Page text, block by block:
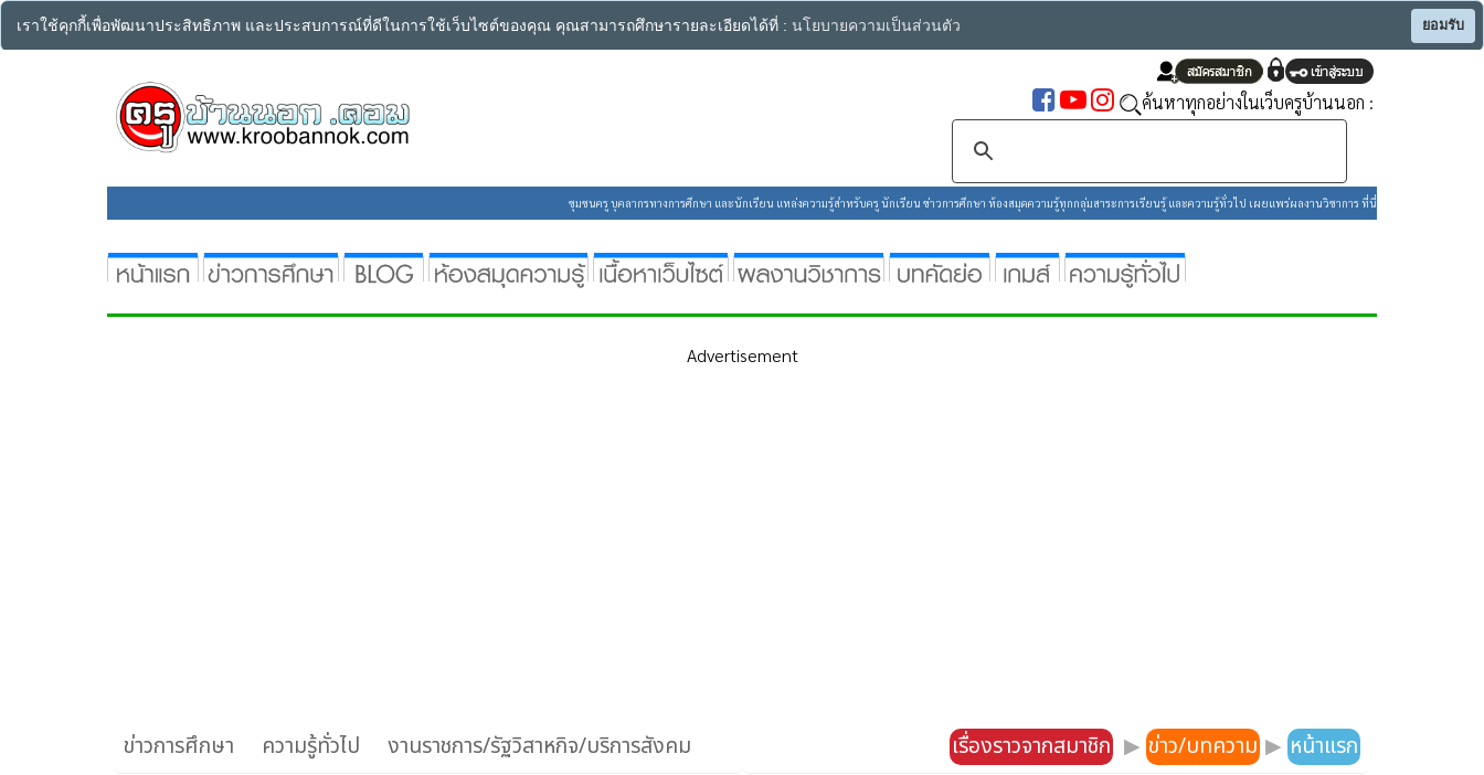
เราใช้คุกกี้เพื่อพัฒนาประสิทธิภาพ และประสบการณ์ที่ดีในการใช้เว็บไซต์ของคุณ คุณสามารถศึกษารายละเอียดได้ที่ : นโยบายความเป็นส่วนตัว ยอมรับ
ค้นหาทุกอย่างในเว็บครูบ้านนอก :
ชุมชนครู บุคลากรทางการศึกษา และนักเรียน แหล่งความรู้สำหรับครู นักเรียน ข่าวการศึกษา ห้องสมุดความรู้ทุกกลุ่มสาระการเรียนรู้ และความรู้ทั่วไป เผยแพร่ผลงานวิชาการ ที่นี่
Advertisement
ข่าวการศึกษา ความรู้ทั่วไป งานราชการ/รัฐวิสาหกิจ/บริการสังคม เรื่องราวจากสมาชิก ▶ ข่าว/บทความ ▶ หน้าแรก